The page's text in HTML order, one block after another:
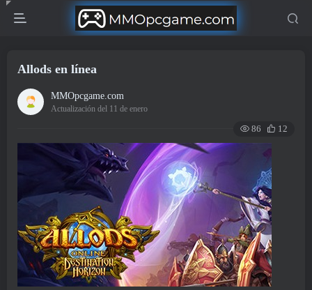
Allods en línea
MMOpcgame.com
Actualización del 11 de enero
86 12